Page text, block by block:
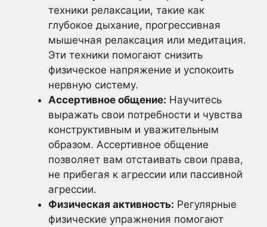
техники релаксации, такие как
глубокое дыхание, прогрессивная
мышечная релаксация или медитация.
Эти техники помогают снизить
физическое напряжение и успокоить
нервную систему.
Ассертивное общение: Научитесь
выражать свои потребности и чувства
конструктивным и уважительным
образом. Ассертивное общение
позволяет вам отстаивать свои права,
не прибегая к агрессии или пассивной
агрессии.
Физическая активность: Регулярные
физические упражнения помогают